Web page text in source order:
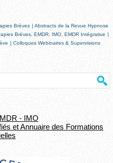
- IMO
et Annuaire des Formations
Brèves | Abstracts de la Revue Hypnose
Brèves, EMDR, IMO, EMDR Intégrative |
| Colloques Webinaires & Supervisions